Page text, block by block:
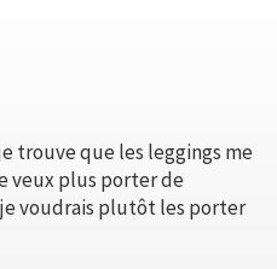
trouve que les leggings me
veux plus porter de
je voudrais plutôt les porter